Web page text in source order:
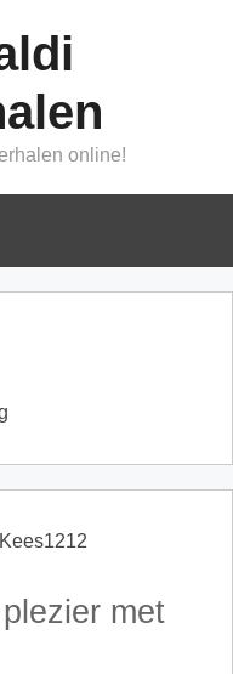
online!
met